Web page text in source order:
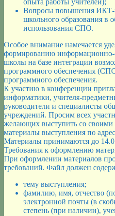
Вопросы повышения ИКТ-
школьного образования в
использования СПО.
Особое внимание намечается
формированию информационно-
школы на базе интеграции
программного обеспечения
программного обеспечения.
К участию в конференции
информатики, учителя-
руководители и специалисты
учреждений. Просим всех
желающих выступить со своими
материалы выступления по
Материалы принимаются до
Требования к оформлению
При оформлении материалов
требований. Файл должен
тему выступления;
фамилию, имя, отчество
электронной почты (в
степень (при наличии),